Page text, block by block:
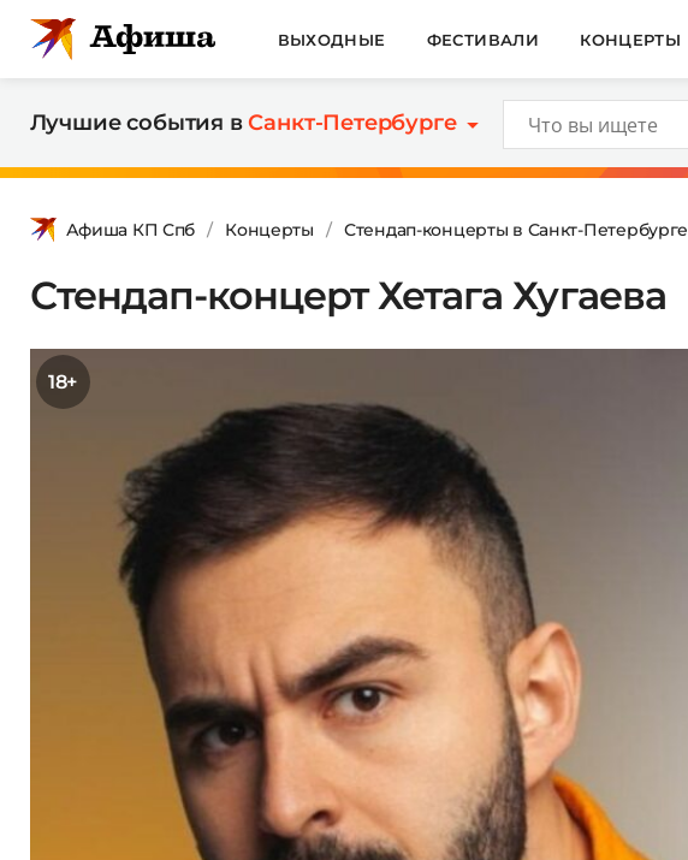
ВЫХОДНЫЕ ФЕСТИВАЛИ КОНЦЕРТЫ
Лучшие события вСанкт-Петербурге
Афиша КП Спб Концерты Стендап-концерты в Санкт-Петербурге
Стендап-концерт Хетага Хугаева
18+